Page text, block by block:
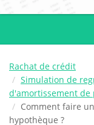
Rachat de crédit
Simulation de
d'amortissement de
Comment faire
hypothèque ?